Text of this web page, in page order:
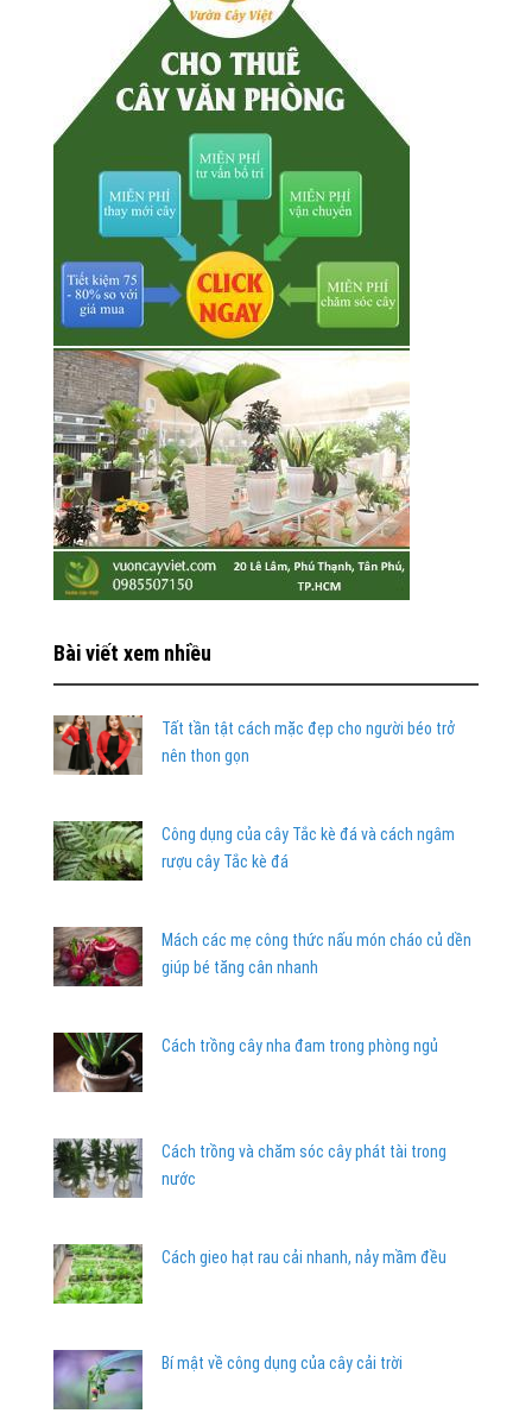
Bài viết xem nhiều
Tất tần tật cách mặc đẹp cho người béo trở
nên thon gọn
Công dụng của cây Tắc kè đá và cách ngâm
rượu cây Tắc kè đá
Mách các mẹ công thức nấu món cháo củ dền
giúp bé tăng cân nhanh
Cách trồng cây nha đam trong phòng ngủ
Cách trồng và chăm sóc cây phát tài trong
nước
Cách gieo hạt rau cải nhanh, nảy mầm đều
Bí mật về công dụng của cây cải trời